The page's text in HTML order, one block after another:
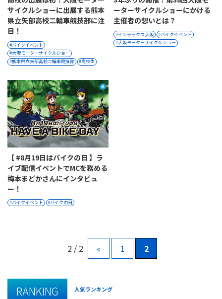
サイクルショーに出展する熊本
県立矢部高校二輪車競技部に注
目！
バイクイベント
大阪モーターサイクルショー
熊本県立矢部高校二輪車競技部
高校生
ーターサイクルショーにかける
主催者の想いとは？
インテックス大阪
バイクイベント
大阪モーターサイクルショー
【 #8月19日はバイクの日 】ラ
イブ配信イベントでMCを務める
梅本まどかさんにインタビュ
ー！
バイクイベント バイクの日
2 / 2 « 1 2
RANKING 人気ランキング